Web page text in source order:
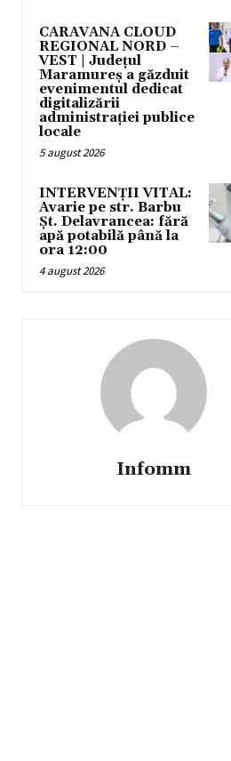
CARAVANA CLOUD
REGIONAL NORD –
VEST | Județul
Maramureș a găzduit
evenimentul dedicat
digitalizării
administrației publice
locale
5 august 2026
INTERVENȚII VITAL:
Avarie pe str. Barbu
Șt. Delavrancea: fără
apă potabilă până la
ora 12:00
4 august 2026
Infomm